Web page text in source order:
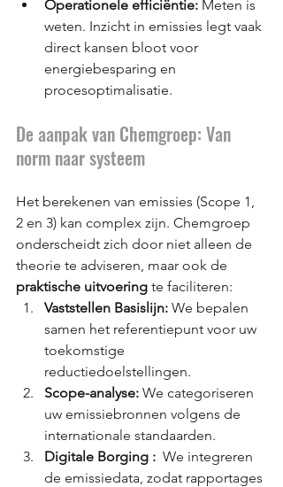
Operationele efficiëntie: Meten is
weten. Inzicht in emissies legt vaak
direct kansen bloot voor
energiebesparing en
procesoptimalisatie.
De aanpak van Chemgroep: Van
norm naar systeem
Het berekenen van emissies (Scope 1,
2 en 3) kan complex zijn. Chemgroep
onderscheidt zich door niet alleen de
theorie te adviseren, maar ook de
praktische uitvoering te faciliteren:
Vaststellen Basislijn: We bepalen
samen het referentiepunt voor uw
toekomstige
reductiedoelstellingen.
Scope-analyse: We categoriseren
uw emissiebronnen volgens de
internationale standaarden.
Digitale Borging : We integreren
de emissiedata, zodat rapportages